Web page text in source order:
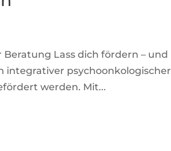
Lass dich fördern – und
integrativer psychoonkologischer
werden. Mit...